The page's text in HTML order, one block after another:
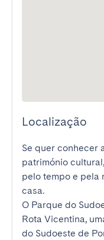
Localização
Se quer conhecer
património
pelo tempo e pela
casa.
O Parque do
Rota Vicentina,
do Sudoeste de